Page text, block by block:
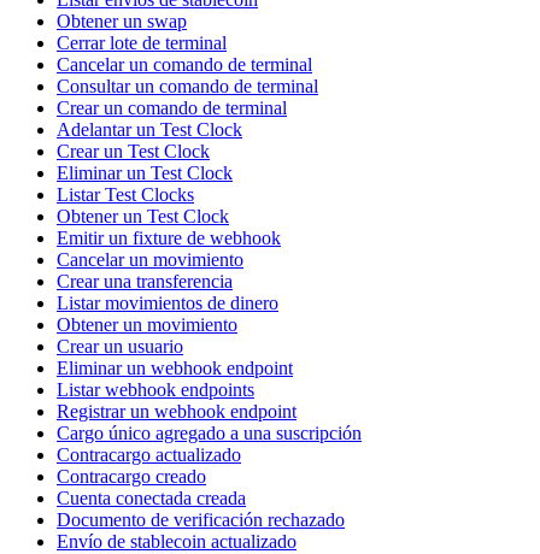
Obtener un swap
Cerrar lote de terminal
Cancelar un comando de terminal
Consultar un comando de terminal
Crear un comando de terminal
Adelantar un Test Clock
Crear un Test Clock
Eliminar un Test Clock
Listar Test Clocks
Obtener un Test Clock
Emitir un fixture de webhook
Cancelar un movimiento
Crear una transferencia
Listar movimientos de dinero
Obtener un movimiento
Crear un usuario
Eliminar un webhook endpoint
Listar webhook endpoints
Registrar un webhook endpoint
Cargo único agregado a una suscripción
Contracargo actualizado
Contracargo creado
Cuenta conectada creada
Documento de verificación rechazado
Envío de stablecoin actualizado